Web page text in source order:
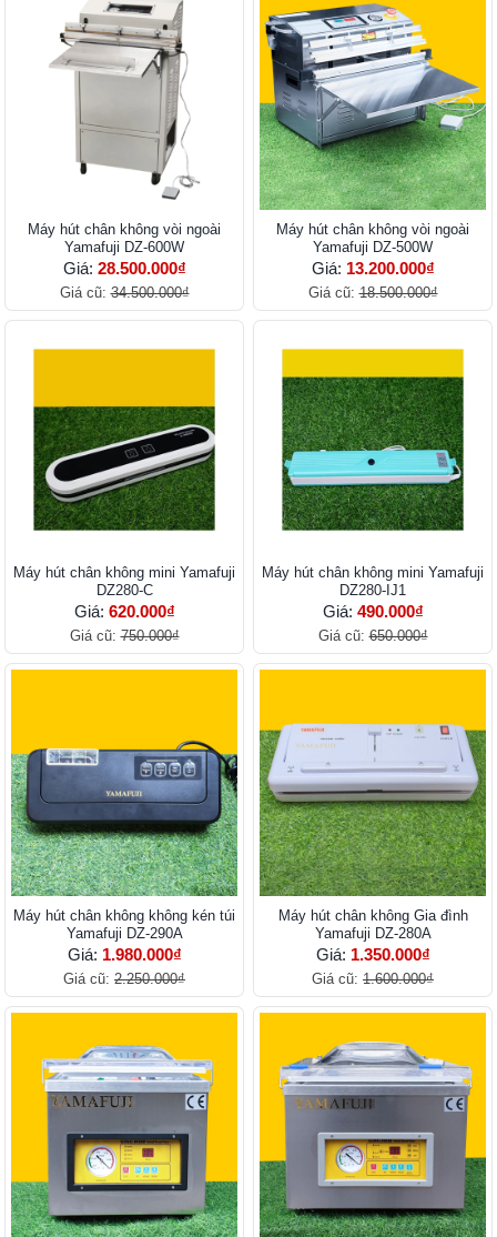
Máy hút chân không vòi ngoài
Yamafuji DZ-600W
Giá: 28.500.000₫
Giá cũ:34.500.000₫
Máy hút chân không vòi ngoài
Yamafuji DZ-500W
Giá: 13.200.000₫
Giá cũ:18.500.000₫
Máy hút chân không mini Yamafuji
DZ280-C
Giá: 620.000₫
Giá cũ:750.000₫
Máy hút chân không mini Yamafuji
DZ280-IJ1
Giá: 490.000₫
Giá cũ:650.000₫
Máy hút chân không không kén túi
Yamafuji DZ-290A
Giá: 1.980.000₫
Giá cũ: 2.250.000₫
Máy hút chân không Gia đình
Yamafuji DZ-280A
Giá: 1.350.000₫
Giá cũ: 1.600.000₫